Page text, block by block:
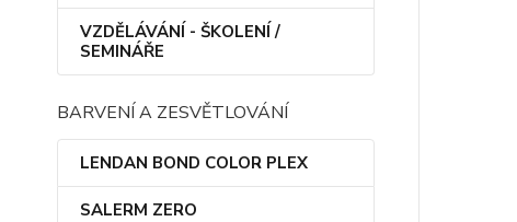
VZDĚLÁVÁNÍ - ŠKOLENÍ /
SEMINÁŘE
BARVENÍ A ZESVĚTLOVÁNÍ
LENDAN BOND COLOR PLEX
SALERM ZERO